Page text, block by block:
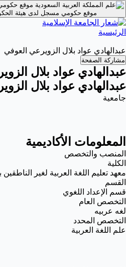
موقع
موقع حكومي مسجل لدى هيئة
الرئيسية
عبدالهادي عواد بلال الزويرعي العوفي
مشاركة الصفحة
عبدالهادي عواد بلال
عبدالهادي عواد بلال
جامعية
المعلومات الأكاديمية
المنصب والتخصص
الكلية
معهد تعليم اللغة العربية لغير الناطقين
القسم
قسم الإعداد اللغوي
التخصص العام
لغه عربيه
التخصص المحدد
علم اللغة العربية